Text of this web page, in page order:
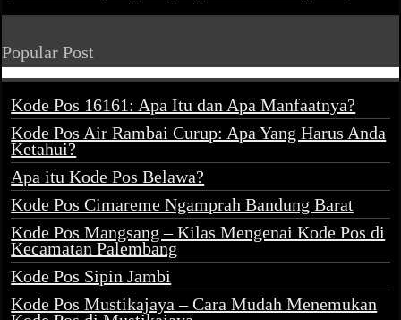
Popular Post
Kode Pos 16161: Apa Itu dan Apa Manfaatnya?
Kode Pos Air Rambai Curup: Apa Yang Harus Anda
Ketahui?
Apa itu Kode Pos Belawa?
Kode Pos Cimareme Ngamprah Bandung Barat
Kode Pos Mangsang – Kilas Mengenai Kode Pos di
Kecamatan Palembang
Kode Pos Sipin Jambi
Kode Pos Mustikajaya – Cara Mudah Menemukan